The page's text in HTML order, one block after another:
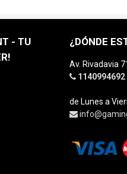
- TU
¿DÓNDE
Av. Rivadavia
1140994692
de Lunes a